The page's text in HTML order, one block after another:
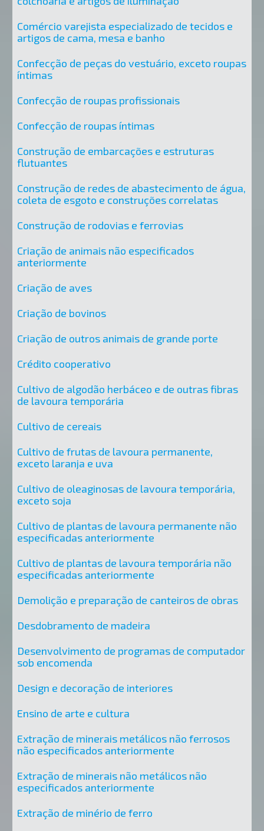
Comércio varejista especializado de tecidos e
artigos de cama, mesa e banho
Confecção de peças do vestuário, exceto roupas
íntimas
Confecção de roupas profissionais
Confecção de roupas íntimas
Construção de embarcações e estruturas
flutuantes
Construção de redes de abastecimento de água,
coleta de esgoto e construções correlatas
Construção de rodovias e ferrovias
Criação de animais não especificados
anteriormente
Criação de aves
Criação de bovinos
Criação de outros animais de grande porte
Crédito cooperativo
Cultivo de algodão herbáceo e de outras fibras
de lavoura temporária
Cultivo de cereais
Cultivo de frutas de lavoura permanente,
exceto laranja e uva
Cultivo de oleaginosas de lavoura temporária,
exceto soja
Cultivo de plantas de lavoura permanente não
especificadas anteriormente
Cultivo de plantas de lavoura temporária não
especificadas anteriormente
Demolição e preparação de canteiros de obras
Desdobramento de madeira
Desenvolvimento de programas de computador
sob encomenda
Design e decoração de interiores
Ensino de arte e cultura
Extração de minerais metálicos não ferrosos
não especificados anteriormente
Extração de minerais não metálicos não
especificados anteriormente
Extração de minério de ferro